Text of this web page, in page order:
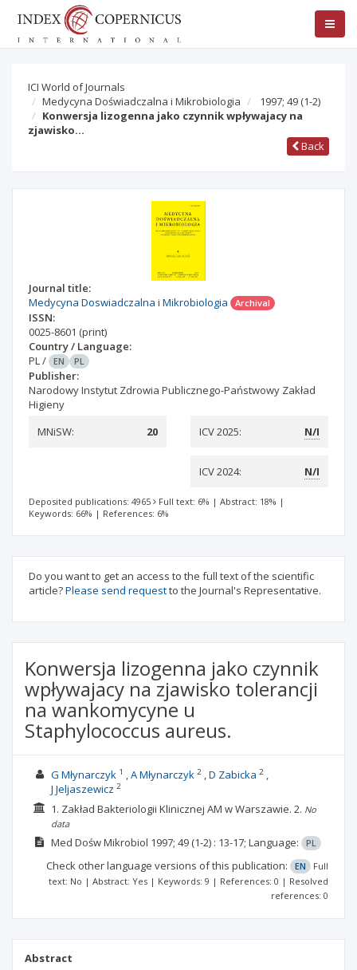
ICI World of Journals
Medycyna Doświadczalna i Mikrobiologia
1997; 49 (1-2)
Konwersja lizogenna jako czynnik wpływajacy na
zjawisko…
Back
Journal title:
Medycyna Doswiadczalna i Mikrobiologia
Archival
ISSN:
0025-8601 (print)
Country / Language:
PL/ EN PL
Publisher:
Narodowy Instytut Zdrowia Publicznego-Państwowy Zakład
Higieny
MNiSW:
20 ICV 2025: N/I
ICV 2024: N/I
Deposited publications: 4965 Full text: 6% | Abstract: 18% |
Keywords: 66% | References: 6%
Do you want to get an access to the full text of the scientific
article?Please send requestto the Journal's Representative.
Konwersja lizogenna jako czynnik
wpływajacy na zjawisko tolerancji
na wankomycyne u
Staphylococcus aureus.
G Młynarczyk 1 A Młynarczyk 2 D Zabicka 2
J Jeljaszewicz 2
1. Zakład Bakteriologii Klinicznej AM w Warszawie. 2. No
data
Med Dośw Mikrobiol 1997; 49(1-2) : 13-17; Language: PL
Check other language versions of this publication: EN
Full
text: No | Abstract: Yes | Keywords: 9 | References: 0 | Resolved
references: 0
Abstract